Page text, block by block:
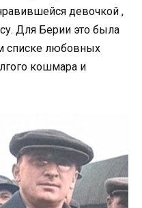
девочкой ,
Для Берии это была
списке любовных
кошмара и